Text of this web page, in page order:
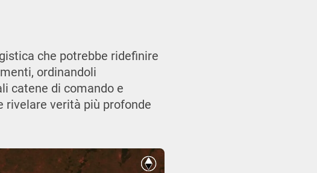
che potrebbe ridefinire
ordinandoli
catene di comando e
rivelare verità più profonde